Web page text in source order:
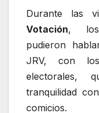
Durante las
Votación, los
pudieron
JRV, con
electorales,
tranquilidad
comicios.